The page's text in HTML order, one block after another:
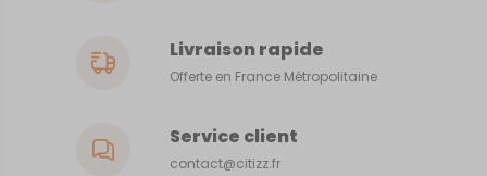
Livraison rapide
Offerte en France Métropolitaine
Service client
contact@citizz.fr